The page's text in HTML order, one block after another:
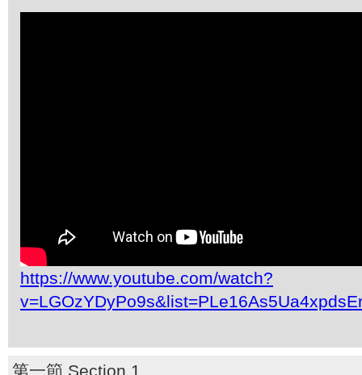
https://www.youtube.com/watch?
第一節 Section 1